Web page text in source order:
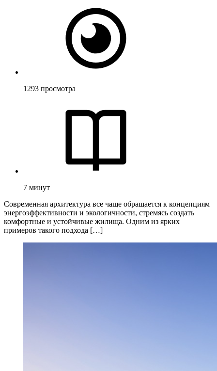
1293 просмотра
7 минут
Современная архитектура все чаще обращается к концепциям
энергоэффективности и экологичности, стремясь создать
комфортные и устойчивые жилища. Одним из ярких
примеров такого подхода […]